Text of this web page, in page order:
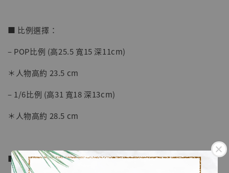
■ 比例選擇：
– POP比例 (高25.5 寬15 深11cm)
＊人物高約 23.5 cm
– 1/6比例 (高31 寬18 深13cm)
＊人物高約 28.5 cm
■ 商品資訊：